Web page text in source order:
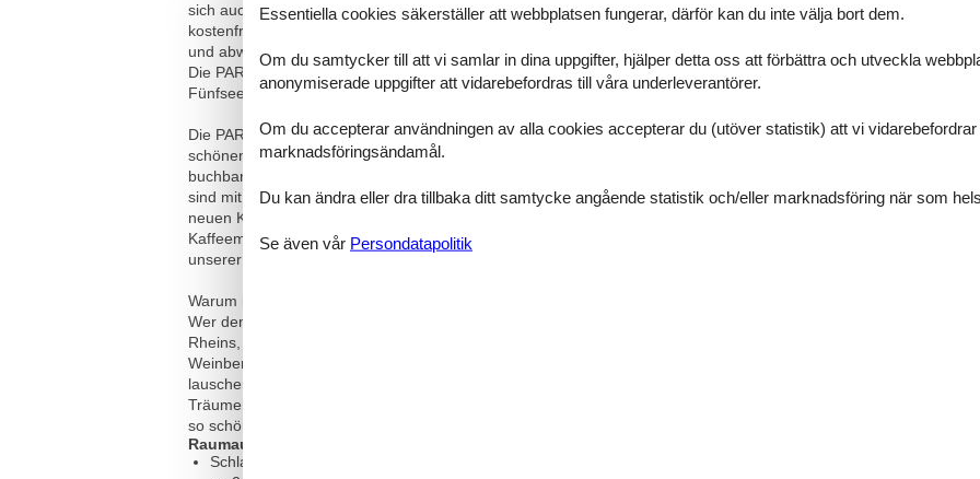
sich auch bequem mit dem Schiff entlang des Rheins erkunden. Sie erhalten eine Sonderkarte, die den freien
kostenfreie Nutzung der Mittelrheinbahn beinhaltet. Aber auch für aktive Naturerlebnisse eignet sich dieses Tal
und abwechslungsreichen Routen zwischen Weinbergen, Wäldern und Wiesen folgen und die fantastische
Die PARK VILLA ist der ideale Ausgangspunkt für den Aufstieg auf den Rheinburgenwanderweg oder den
Fünfseenblick beginnt direkt vor dem Haus.
Die PARK VILLA existiert seit 1907 und hat im Laufe ihres Bestehens Zeitgeschichte erlebt und geschrieben. Wir
schönen PARK VILLA eine neue Zukunft zu geben. Mit großer Freude dürfen wir Ihnen heute unsere neuen
buchbar sind. Alle unsere Apartments und Zimmer sind alle liebevoll gestaltet und wir haben unser beliebtes
sind mit kleinen Küchen ausgestattet, sodass unsere Gäste in Zukunft ausschlafen und in Ruhe ihr Frühstück auf
neuen Küchen verfügen über einen Kühlschrank, ein Induktionskochfeld, einen Geschirrspüler, eine Mikrowellen/
Kaffeemaschine, einem Toaster und einem Wasserkocher und Geschirr ausgestattet. Bei den
unserer Villa so geschätzte Stil erhalten bleibt.
Warum ist es am Rhein so schön?
Wer den 65 km langen Flussabschnitt zwischen Bingen und Koblenz besucht, weiß bald die Antwort auf den
Rheins, die schon vor über 200 Jahren Reisende begeisterte, ist hier noch lebendig. Ein Flusstal wie aus dem
Weinbergen und Burgen auf fast jedem hohen Hügel und malerischen Städtchen links und rechts des Ufers. Man
lauschen: von der schönen Loreley auf einem hohen Felsen, den feindlichen Brüdern oder auch vom Binger
Träumen ein: eine Schifffahrt auf dem Rhein, den Wein der vorbeiziehenden Weinberge probieren, die Burgen
so schön!
Raumaufteilung
Schlafzimmer, 20 m², 2 Personen
Essentiella cookies säkerställer att webbplatsen fungerar, därför kan du inte välja bort dem.
Om du samtycker till att vi samlar in dina uppgifter, hjälper detta oss att förbättra och utveckla
anonymiserade uppgifter att vidarebefordras till våra underleverantörer.
Om du accepterar användningen av alla cookies accepterar du (utöver statistik) att vi
marknadsföringsändamål.
Du kan ändra eller dra tillbaka ditt samtycke angående statistik och/eller marknadsföring när som
Se även vår Persondatapolitik